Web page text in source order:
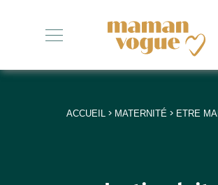
+
+
+
ACCUEIL > MATERNITÉ > ETRE